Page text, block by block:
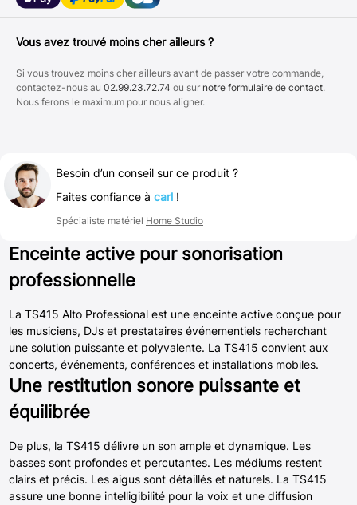
Vous avez trouvé moins cher ailleurs ?
Si vous trouvez moins cher ailleurs avant de passer votre commande,
contactez-nous au 02.99.23.72.74 ou sur notre formulaire de contact.
Nous ferons le maximum pour nous aligner.
Besoin d’un conseil sur ce produit ?
Faites confiance à carl !
Spécialiste matériel Home Studio
Enceinte active pour sonorisation
professionnelle
La TS415 Alto Professional est une enceinte active conçue pour
les musiciens, DJs et prestataires événementiels recherchant
une solution puissante et polyvalente. La TS415 convient aux
concerts, événements, conférences et installations mobiles.
Une restitution sonore puissante et
équilibrée
De plus, la TS415 délivre un son ample et dynamique. Les
basses sont profondes et percutantes. Les médiums restent
clairs et précis. Les aigus sont détaillés et naturels. La TS415
assure une bonne intelligibilité pour la voix et une diffusion